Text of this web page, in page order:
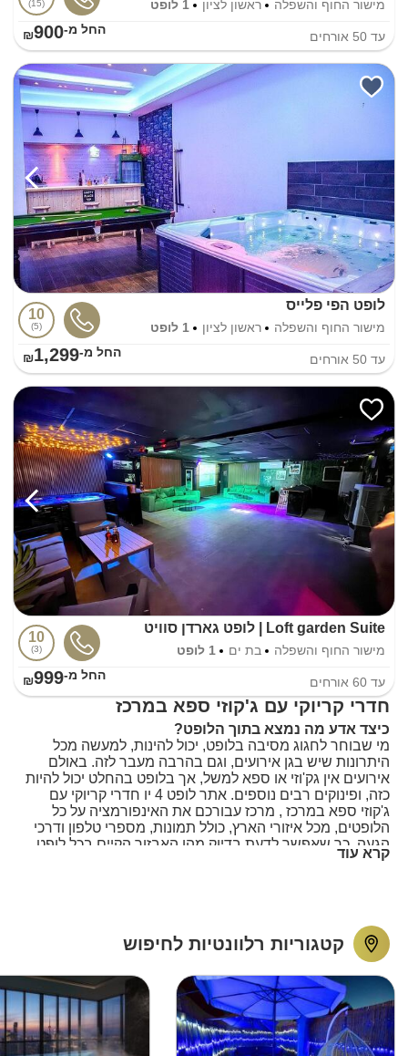
מישור החוף והשפלה ראשון לציון 1 לופט 15
עד 50 אורחים החל מ-₪900
לופט הפי פלייס
מישור החוף והשפלה ראשון לציון 1 לופט
10
5
עד 50 אורחים החל מ-₪1,299
Loft garden Suite | לופט גארדן סוויט
מישור החוף והשפלה בת ים 1 לופט
10
3
עד 60 אורחים החל מ-₪999
חדרי קריוקי עם ג'קוזי ספא במרכז
קרא עוד
כיצד אדע מה נמצא בתוך הלופט?
מי שבוחר לחגוג מסיבה בלופט, יכול להינות, למעשה מכל
היתרונות שיש בגן אירועים, וגם בהרבה מעבר לזה. באולם
אירועים אין גק'וזי או ספא למשל, אך בלופט בהחלט יכול להיות
כזה, ופינוקים רבים נוספים. אתר לופט 4 יו חדרי קריוקי עם
ג'קוזי ספא במרכז , מרכז עבורכם את האינפורמציה על כל
הלופטים, מכל איזורי הארץ, כולל תמונות, מספרי טלפון ודרכי
הגעה, כך שאפשר לדעת בדיוק מהו האבזור הקיים בכל לופט
ולופט, והם עשויים להיות שונים מאוד זה מזה. כדאי להשתמש
הרלבנטיים עבורכם וחסכו זמן רב. כאן תמצאו לופטים לכל
מטרה בין היתר חדרי קריוקי עם ג'קוזי ספא במרכז ועוד.
מדוע דווקא לופט? צוות אתר לופט 4 יו חדרי קריוקי עם
ג'קוזי ספא במרכז מנמק
אירועים בלופטים נועדו, קודם כל, למי שרוצה פרטיות. ככה ניתן
לבחור את החברה שבה אתם מבלים, להינות מאווירה נעימה
ואינטימית, ולא להיות תלוי בגחמותיהם של אחרים, בכל הקשור
קטגוריות רלוונטיות לחיפוש